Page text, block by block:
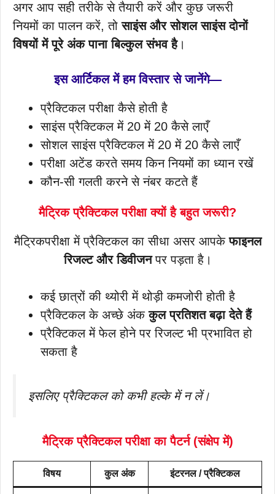
अगर आप सही तरीके से तैयारी करें और कुछ जरूरी
नियमों का पालन करें, तोसाइंस और सोशल साइंस दोनों
विषयों में पूरे अंक पाना बिल्कुल संभव है।
इस आर्टिकल में हम विस्तार से जानेंगे—
प्रैक्टिकल परीक्षा कैसे होती है
साइंस प्रैक्टिकल में 20 में 20 कैसे लाएँ
सोशल साइंस प्रैक्टिकल में 20 में 20 कैसे लाएँ
परीक्षा अटेंड करते समय किन नियमों का ध्यान रखें
कौन-सी गलती करने से नंबर कटते हैं
मैट्रिक प्रैक्टिकल परीक्षा क्यों है बहुत जरूरी?
मैट्रिकपरीक्षा में प्रैक्टिकल का सीधा असर आपकेफाइनल
रिजल्ट और डिवीजनपर पड़ता है।
कई छात्रों की थ्योरी में थोड़ी कमजोरी होती है
प्रैक्टिकल के अच्छे अंककुल प्रतिशत बढ़ा देते हैं
प्रैक्टिकल में फेल होने पर रिजल्ट भी प्रभावित हो
सकता है
इसलिए प्रैक्टिकल को कभी हल्के में न लें।
मैट्रिक प्रैक्टिकल परीक्षा का पैटर्न (संक्षेप में)
विषय कुल अंक इंटरनल / प्रैक्टिकल